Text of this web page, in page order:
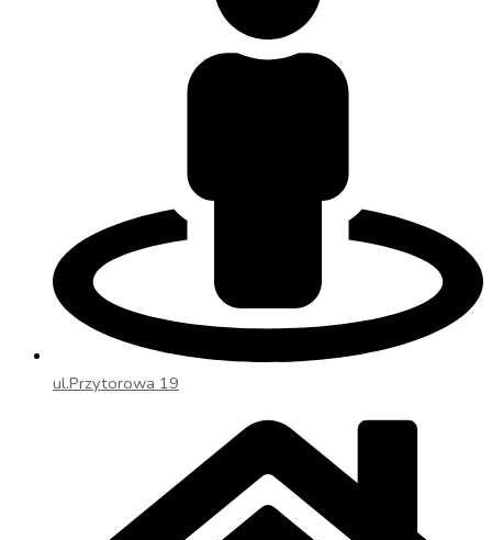
ul.Przytorowa 19